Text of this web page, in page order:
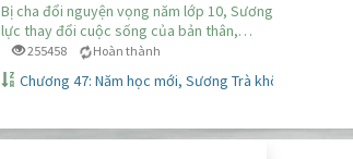
Bị cha đổi nguyện vọng năm lớp 10, Sương Trà phải nỗ
lực thay đổi cuộc sống của bản thân,…
255458 Hoàn thành
Chương 47: Năm học mới, Sương Trà không còn ở đây